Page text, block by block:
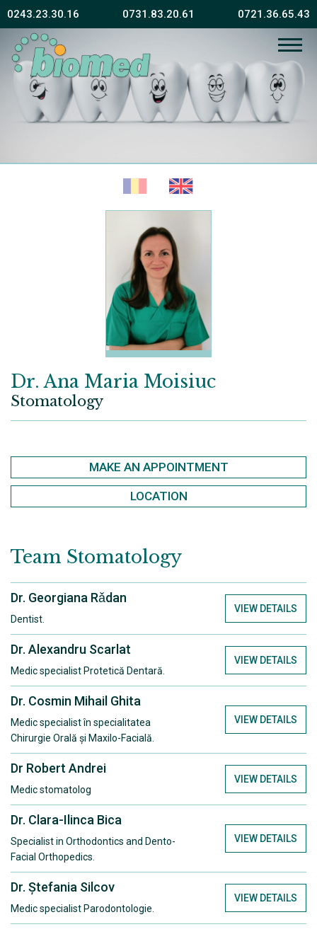
0243.23.30.16 0731.83.20.61 0721.36.65.43
Dr. Ana Maria Moisiuc
Stomatology
Team Stomatology
Dr. Georgiana Rǎdan
Dentist.
VIEW DETAILS
Dr. Alexandru Scarlat
Medic specialist Protetică Dentară.
VIEW DETAILS
Dr. Cosmin Mihail Ghita
Medic specialist în specialitatea
Chirurgie Orală și Maxilo-Facială.
VIEW DETAILS
Dr Robert Andrei
Medic stomatolog
VIEW DETAILS
Dr. Clara-Ilinca Bica
Specialist in Orthodontics and Dento-
Facial Orthopedics.
VIEW DETAILS
Dr. Ștefania Silcov
Medic specialist Parodontologie.
VIEW DETAILS
MAKE AN APPOINTMENT
LOCATION